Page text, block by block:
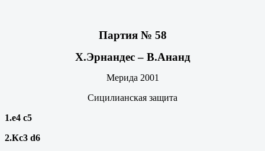
Партия № 58
Х.Эрнандес – В.Ананд
Мерида 2001
Сицилианская защита
1.е4 с5
2.Кс3 d6